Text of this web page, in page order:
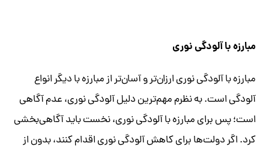
مبارزه با آلودگی نوری
مبارزه با آلودگی نوری ارزان‌تر و آسان‌تر از مبارزه با دیگر انواع
آلودگی است. به نظرم مهم‌ترین دلیل آلودگی نوری، عدم آگاهی
است؛ پس برای مبارزه با آلودگی نوری، نخست باید آگاهی‌بخشی
کرد. اگر دولت‌ها برای کاهش آلودگی نوری اقدام کنند، بدون از